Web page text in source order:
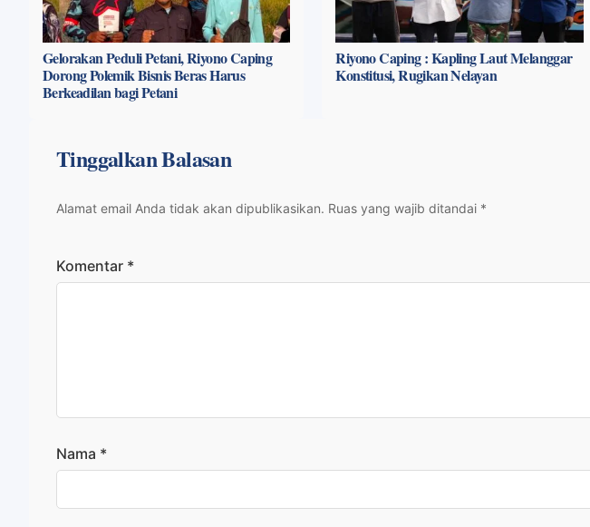
Gelorakan Peduli Petani, Riyono Caping
Dorong Polemik Bisnis Beras Harus
Berkeadilan bagi Petani
Riyono Caping : Kapling Laut Melanggar
Konstitusi, Rugikan Nelayan
Tinggalkan Balasan
Alamat email Anda tidak akan dipublikasikan. Ruas yang wajib ditandai *
Komentar *
Nama *